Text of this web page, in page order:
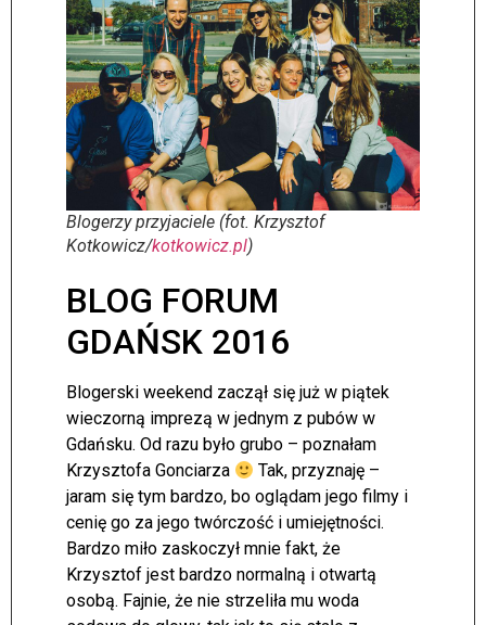
Blogerzy przyjaciele (fot. Krzysztof
Kotkowicz/kotkowicz.pl)
BLOG FORUM
GDAŃSK 2016
Blogerski weekend zaczął się już w piątek
wieczorną imprezą w jednym z pubów w
Gdańsku. Od razu było grubo – poznałam
Krzysztofa Gonciarza
Tak, przyznaję –
jaram się tym bardzo, bo oglądam jego filmy i
cenię go za jego twórczość i umiejętności.
Bardzo miło zaskoczył mnie fakt, że
Krzysztof jest bardzo normalną i otwartą
osobą. Fajnie, że nie strzeliła mu woda